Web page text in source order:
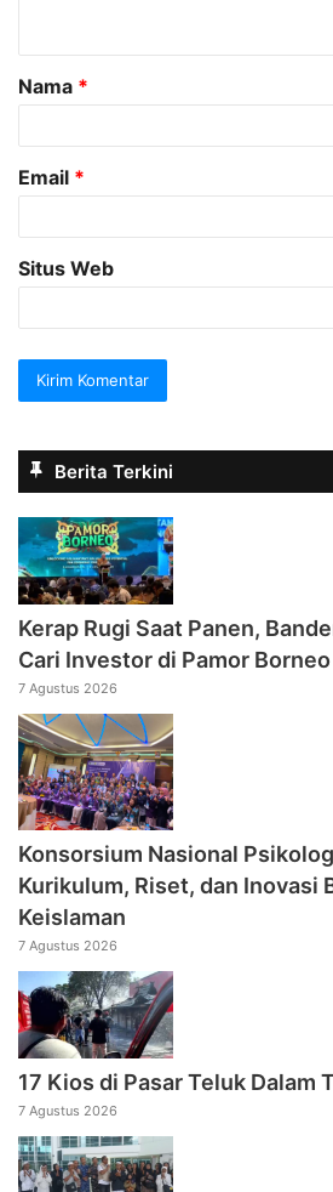
a
r
Nama *
Email *
Situs Web
Berita Terkini
Kerap Rugi Saat Panen,
Cari Investor di Pamor Borneo
7 Agustus 2026
Konsorsium Nasional
Kurikulum, Riset, dan Inovasi
Keislaman
7 Agustus 2026
17 Kios di Pasar Teluk Dalam
7 Agustus 2026